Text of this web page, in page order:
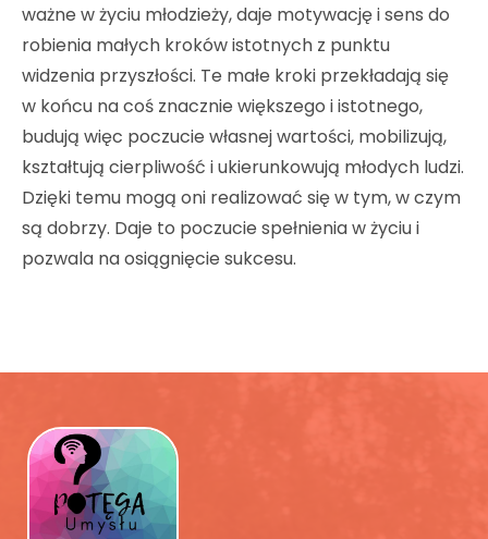
ważne w życiu młodzieży, daje motywację i sens do
robienia małych kroków istotnych z punktu
widzenia przyszłości. Te małe kroki przekładają się
w końcu na coś znacznie większego i istotnego,
budują więc poczucie własnej wartości, mobilizują,
kształtują cierpliwość i ukierunkowują młodych ludzi.
Dzięki temu mogą oni realizować się w tym, w czym
są dobrzy. Daje to poczucie spełnienia w życiu i
pozwala na osiągnięcie sukcesu.